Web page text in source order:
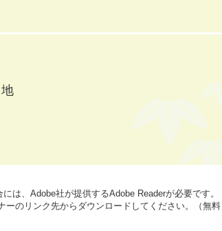
は、Adobe社が提供するAdobe Readerが必要です。
のリンク先からダウンロードしてください。（無料